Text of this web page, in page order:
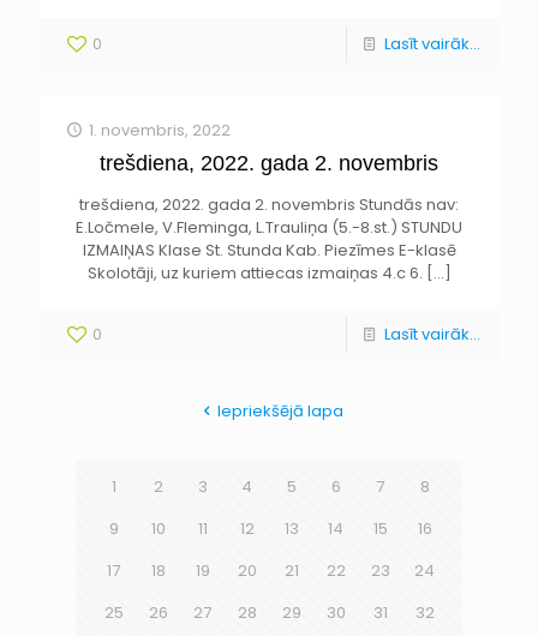
0 Lasīt vairāk...
1. novembris, 2022
trešdiena, 2022. gada 2. novembris
trešdiena, 2022. gada 2. novembris Stundās nav:
E.Ločmele, V.Fleminga, L.Trauliņa (5.-8.st.) STUNDU
IZMAIŅAS Klase St. Stunda Kab. Piezīmes E-klasē
Skolotāji, uz kuriem attiecas izmaiņas 4.c 6. […]
0 Lasīt vairāk...
Iepriekšējā lapa
1 2 3 4 5 6 7
8
9
10 11 12 13 14 15
16
17
18 19 20 21 22 23
24
25
26 27 28 29 30 31
32